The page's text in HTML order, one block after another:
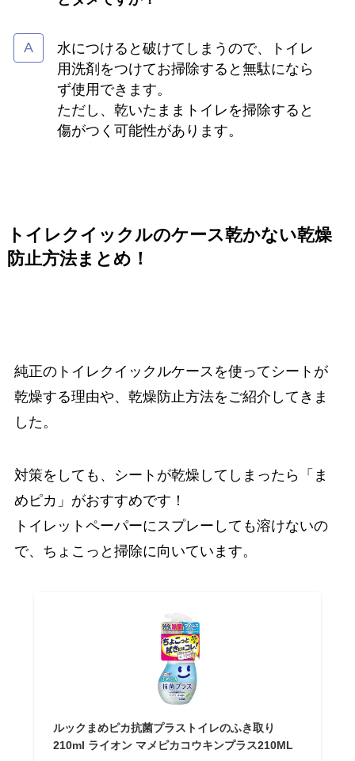
水につけると破けてしまうので、トイレ
用洗剤をつけてお掃除すると無駄になら
ず使用できます。
ただし、乾いたままトイレを掃除すると
傷がつく可能性があります。
トイレクイックルのケース乾かない乾燥
防止方法まとめ！
純正のトイレクイックルケースを使ってシートが
乾燥する理由や、乾燥防止方法をご紹介してきま
した。
対策をしても、シートが乾燥してしまったら「ま
めピカ」がおすすめです！
トイレットペーパーにスプレーしても溶けないの
で、ちょこっと掃除に向いています。
ルックまめピカ抗菌プラストイレのふき取り
210ml ライオン マメピカコウキンプラス210ML